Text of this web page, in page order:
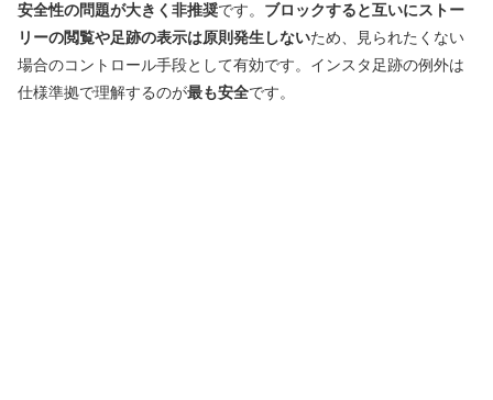
安全性の問題が大きく非推奨です。 ブロックすると互いにストー
リーの閲覧や足跡の表示は原則発生しないため、見られたくない
場合のコントロール手段として有効です。インスタ足跡の例外は
仕様準拠で理解するのが最も安全です。